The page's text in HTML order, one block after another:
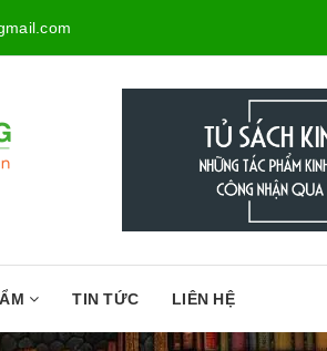
TIN TỨC LIÊN HỆ